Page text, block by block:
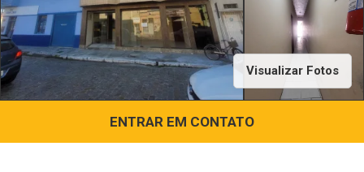
Visualizar Fotos
ENTRAR EM CONTATO